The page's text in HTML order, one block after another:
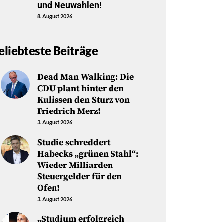
und Neuwahlen!
8. August 2026
Beiträge
Dead Man Walking: Die
CDU plant hinter den
Kulissen den Sturz von
Friedrich Merz!
3. August 2026
Studie schreddert
Habecks „grünen Stahl“:
Wieder Milliarden
Steuergelder für den
Ofen!
3. August 2026
„Studium erfolgreich